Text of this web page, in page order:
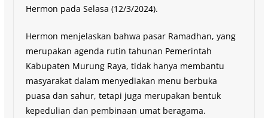
Hermon pada Selasa (12/3/2024).
Hermon menjelaskan bahwa pasar Ramadhan, yang
merupakan agenda rutin tahunan Pemerintah
Kabupaten Murung Raya, tidak hanya membantu
masyarakat dalam menyediakan menu berbuka
puasa dan sahur, tetapi juga merupakan bentuk
kepedulian dan pembinaan umat beragama.